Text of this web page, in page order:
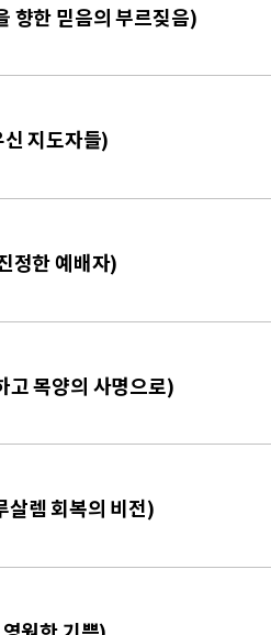
향한 믿음의 부르짖음)
지도자들)
정한 예배자)
목양의 사명으로)
렘 회복의 비전)